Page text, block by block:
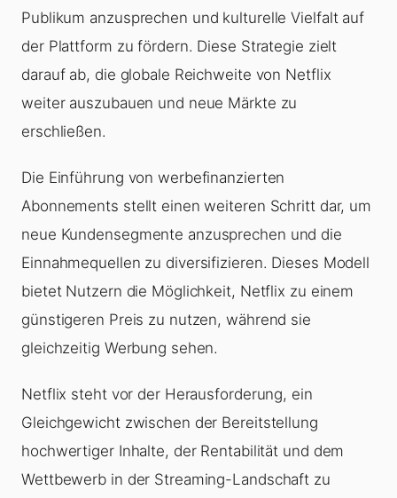
Publikum anzusprechen und kulturelle Vielfalt auf
der Plattform zu fördern. Diese Strategie zielt
darauf ab, die globale Reichweite von Netflix
weiter auszubauen und neue Märkte zu
erschließen.
Die Einführung von werbefinanzierten
Abonnements stellt einen weiteren Schritt dar, um
neue Kundensegmente anzusprechen und die
Einnahmequellen zu diversifizieren. Dieses Modell
bietet Nutzern die Möglichkeit, Netflix zu einem
günstigeren Preis zu nutzen, während sie
gleichzeitig Werbung sehen.
Netflix steht vor der Herausforderung, ein
Gleichgewicht zwischen der Bereitstellung
hochwertiger Inhalte, der Rentabilität und dem
Wettbewerb in der Streaming-Landschaft zu